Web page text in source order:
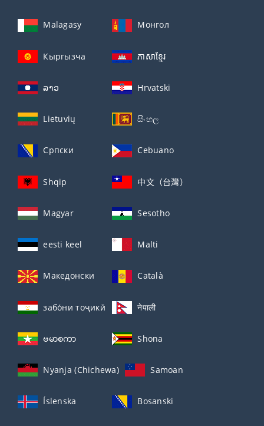
Malagasy Монгол
Кыргызча ភាសាខ្មែរ
ລາວ Hrvatski
Lietuvių සිංහල
Српски Cebuano
Shqip 中文（台灣）
Magyar Sesotho
eesti keel Malti
Македонски Català
забо́ни тоҷикӣ́ नेपाली
ဗမာစကာ Shona
Nyanja (Chichewa) Samoan
Íslenska Bosanski